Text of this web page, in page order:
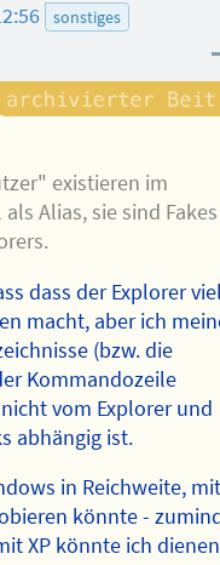
sonstiges
existieren im
Alias, sie sind
dass der Explorer
macht, aber ich
(bzw. die
Kommandozeile
vom Explorer und
abhängig ist.
in Reichweite,
könnte -
XP könnte ich